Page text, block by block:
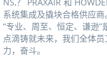
系统集成及撬块合格供应商。
“专业、周至、恒定、谦逊”
点滴铸就未来，我们全体
力，奋斗。